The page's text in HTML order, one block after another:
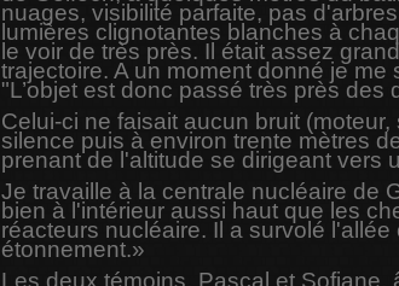
nuages, visibilité parfaite, pas
lumières clignotantes blanches à
le voir de très près. Il était assez
trajectoire. A un moment donné je
"L’objet est donc passé très près des
Celui-ci ne faisait aucun bruit
silence puis à environ trente mètres
prenant de l'altitude se dirigeant vers
Je travaille à la centrale nucléaire de
bien à l'intérieur aussi haut que les
réacteurs nucléaire. Il a survolé
étonnement.»
Les deux témoins, Pascal et Sofiane,